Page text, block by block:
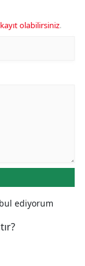
kayıt olabilirsiniz.
ediyorum